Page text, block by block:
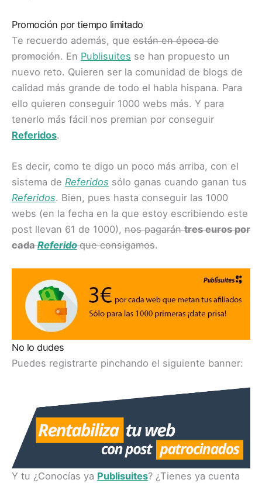
Promoción por tiempo limitado
Te recuerdo además, que están en época de
promoción. En Publisuites se han propuesto un
nuevo reto. Quieren ser la comunidad de blogs de
calidad más grande de todo el habla hispana. Para
ello quieren conseguir 1000 webs más. Y para
tenerlo más fácil nos premian por conseguir
Referidos.
Es decir, como te digo un poco más arriba, con el
sistema de Referidos sólo ganas cuando ganan tus
Referidos. Bien, pues hasta conseguir las 1000
webs (en la fecha en la que estoy escribiendo este
post llevan 61 de 1000), nos pagarántres euros por
cadaReferido que consigamos.
No lo dudes
Puedes registrarte pinchando el siguiente banner:
Y tu ¿Conocías ya Publisuites? ¿Tienes ya cuenta